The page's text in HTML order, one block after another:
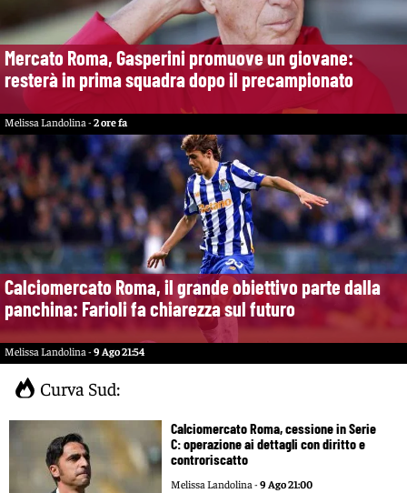
Mercato Roma, Gasperini promuove un giovane:
resterà in prima squadra dopo il precampionato
Melissa Landolina -2 ore fa
Calciomercato Roma, il grande obiettivo parte dalla
panchina: Farioli fa chiarezza sul futuro
Melissa Landolina -9 Ago 21:54
Curva Sud:
Calciomercato Roma, cessione in Serie
C: operazione ai dettagli con diritto e
controriscatto
Melissa Landolina -9 Ago 21:00